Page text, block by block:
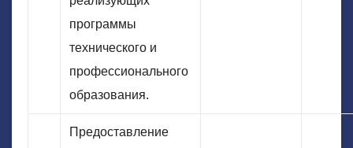
программы
технического и
профессионального
образования.
Предоставление